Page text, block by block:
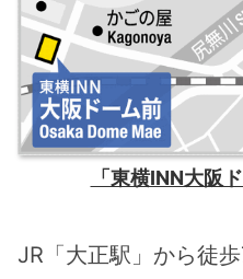
「東横INN大阪
JR「大正駅」から徒